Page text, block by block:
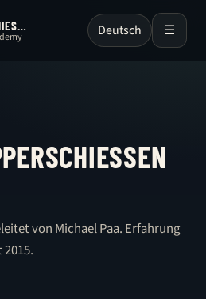
Deutsch
Menü
☰
B
von Michael Paa. Erfahrung